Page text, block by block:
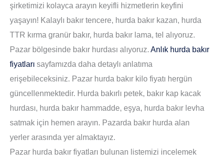
şirketimizi kolayca arayın keyifli hizmetlerin keyfini
yaşayın! Kalaylı bakır tencere, hurda bakır kazan, hurda
TTR kırma granür bakır, hurda bakır lama, tel alıyoruz.
Pazar bölgesinde bakır hurdası alıyoruz. Anlık hurda bakır
fiyatları sayfamızda daha detaylı anlatıma
erişebileceksiniz. Pazar hurda bakır kilo fiyatı hergün
güncellenmektedir. Hurda bakırlı petek, bakır kap kacak
hurdası, hurda bakır hammadde, eşya, hurda bakır levha
satmak için hemen arayın. Pazarda bakır hurda alan
yerler arasında yer almaktayız.
Pazar hurda bakır fiyatları bulunan listemizi incelemek